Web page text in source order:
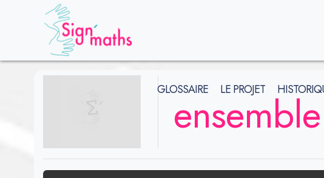
GLOSSAIRE LE PROJET